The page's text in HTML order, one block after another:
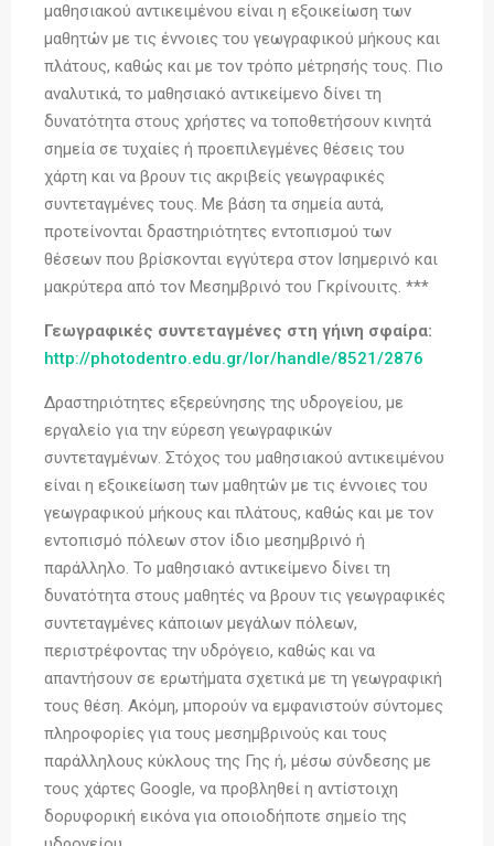
μαθησιακού αντικειμένου είναι η εξοικείωση των
μαθητών με τις έννοιες του γεωγραφικού μήκους και
πλάτους, καθώς και με τον τρόπο μέτρησής τους. Πιο
αναλυτικά, το μαθησιακό αντικείμενο δίνει τη
δυνατότητα στους χρήστες να τοποθετήσουν κινητά
σημεία σε τυχαίες ή προεπιλεγμένες θέσεις του
χάρτη και να βρουν τις ακριβείς γεωγραφικές
συντεταγμένες τους. Με βάση τα σημεία αυτά,
προτείνονται δραστηριότητες εντοπισμού των
θέσεων που βρίσκονται εγγύτερα στον Ισημερινό και
μακρύτερα από τον Μεσημβρινό του Γκρίνουιτς. ***
Γεωγραφικές συντεταγμένες στη γήινη σφαίρα:
http://photodentro.edu.gr/lor/handle/8521/2876
Δραστηριότητες εξερεύνησης της υδρογείου, με
εργαλείο για την εύρεση γεωγραφικών
συντεταγμένων. Στόχος του μαθησιακού αντικειμένου
είναι η εξοικείωση των μαθητών με τις έννοιες του
γεωγραφικού μήκους και πλάτους, καθώς και με τον
εντοπισμό πόλεων στον ίδιο μεσημβρινό ή
παράλληλο. Το μαθησιακό αντικείμενο δίνει τη
δυνατότητα στους μαθητές να βρουν τις γεωγραφικές
συντεταγμένες κάποιων μεγάλων πόλεων,
περιστρέφοντας την υδρόγειο, καθώς και να
απαντήσουν σε ερωτήματα σχετικά με τη γεωγραφική
τους θέση. Ακόμη, μπορούν να εμφανιστούν σύντομες
πληροφορίες για τους μεσημβρινούς και τους
παράλληλους κύκλους της Γης ή, μέσω σύνδεσης με
τους χάρτες Google, να προβληθεί η αντίστοιχη
δορυφορική εικόνα για οποιοδήποτε σημείο της